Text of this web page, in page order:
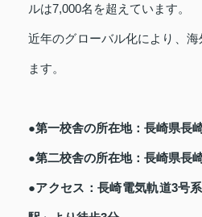
ルは7,000名を超えています。
近年のグローバル化により、
ます。
●第一校舎の所在地：長崎県長
●第二校舎の所在地：長崎県長
●アクセス：長崎電気軌道3号